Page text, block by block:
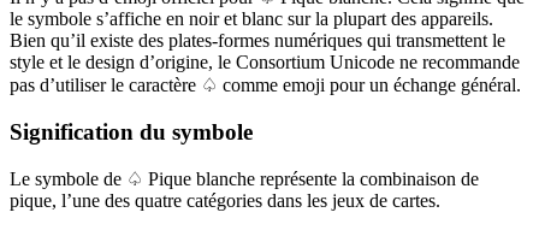
le symbole s’affiche en noir et blanc sur la plupart des appareils.
Bien qu’il existe des plates-formes numériques qui transmettent le
style et le design d’origine, le Consortium Unicode ne recommande
pas d’utiliser le caractère ♤ comme emoji pour un échange général.
Signification du symbole
Le symbole de ♤ Pique blanche représente la combinaison de
pique, l’une des quatre catégories dans les jeux de cartes.